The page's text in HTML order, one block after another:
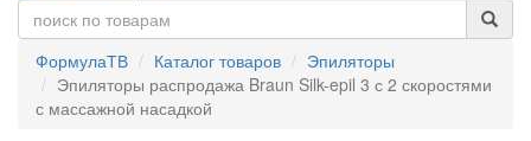
ФормулаТВ Каталог товаров
Эпиляторы
Эпиляторы распродажа Braun Silk-epil 3 с 2 скоростями
с массажной насадкой